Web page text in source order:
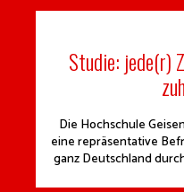
Studie: jede(r)
Die Hochschule
eine repräsentative
ganz Deutschland